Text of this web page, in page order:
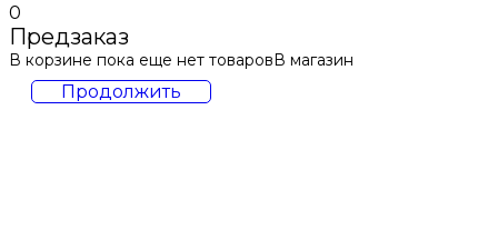
0
Предзаказ
В корзине пока еще нет товаровВ магазин
Продолжить